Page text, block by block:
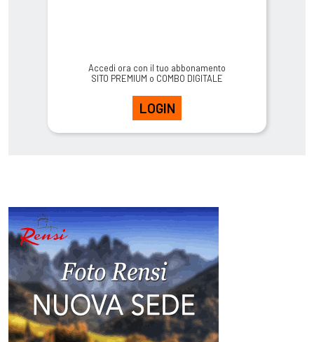
Accedi ora con il tuo abbonamento
SITO PREMIUM o COMBO DIGITALE
LOGIN